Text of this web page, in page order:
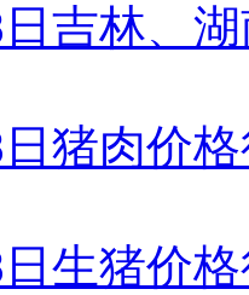
吉林、
猪肉价
生猪价